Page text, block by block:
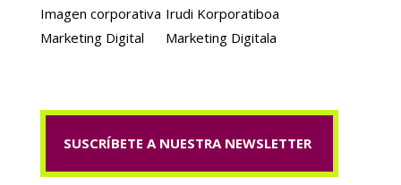
Imagen corporativa
Marketing Digital
Irudi Korporatiboa
Marketing Digitala
SUSCRÍBETE A NUESTRA NEWSLETTER